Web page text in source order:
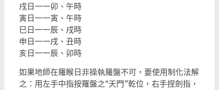
戌日一一卯、午時
寅日一一寅、午時
巳日一一辰、戌時
申日一一戌、丑時
亥日一一辰、卯時
如果地師在羅睺日非操執羅盤不可，要使用制化法解
之：用左手中指按羅盤之“天門”乾位，右手捏劍指，